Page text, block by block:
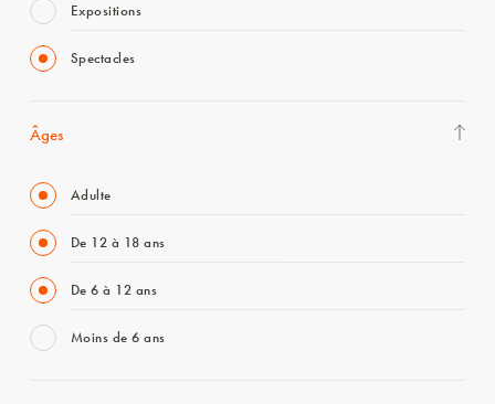
Expositions
Spectacles
Âges
Adulte
De 12 à 18 ans
De 6 à 12 ans
Moins de 6 ans